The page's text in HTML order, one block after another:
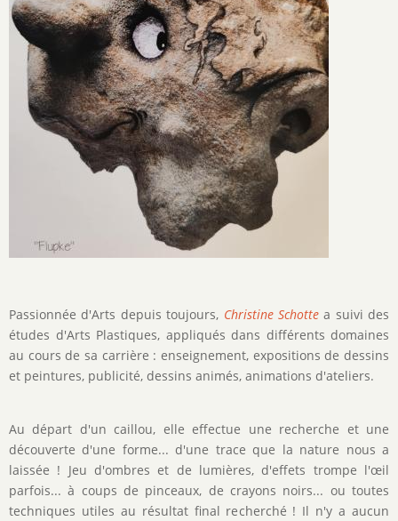
Passionnée d'Arts depuis toujours, Christine Schottea suivi des
études d'Arts Plastiques, appliqués dans différents domaines
au cours de sa carrière : enseignement, expositions de dessins
et peintures, publicité, dessins animés, animations d'ateliers.
Au départ d'un caillou, elle effectue une recherche et une
découverte d'une forme... d'une trace que la nature nous a
laissée ! Jeu d'ombres et de lumières, d'effets trompe l'œil
parfois... à coups de pinceaux, de crayons noirs... ou toutes
techniques utiles au résultat final recherché ! Il n'y a aucun